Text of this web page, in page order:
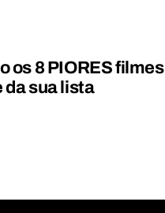
os 8 PIORES filmes
da sua lista